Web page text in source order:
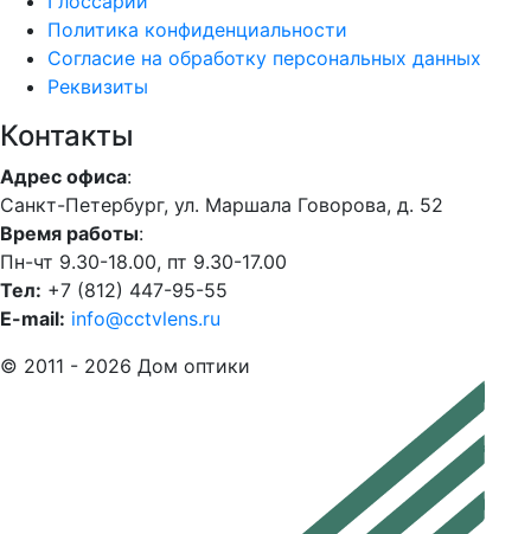
Политика конфиденциальности
Согласие на обработку персональных данных
Реквизиты
Контакты
Адрес офиса:
Санкт-Петербург, ул. Маршала Говорова, д. 52
Время работы:
Пн-чт 9.30-18.00, пт 9.30-17.00
Тел: +7 (812) 447-95-55
E-mail: info@cctvlens.ru
© 2011 - 2026 Дом оптики